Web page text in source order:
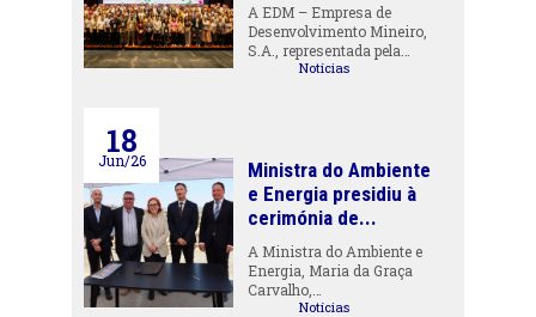
A EDM – Empresa de
Desenvolvimento Mineiro,
S.A., representada pela…
Notícias
18
Jun/26
Ministra do Ambiente
e Energia presidiu à
cerimónia de...
A Ministra do Ambiente e
Energia, Maria da Graça
Carvalho,…
Notícias